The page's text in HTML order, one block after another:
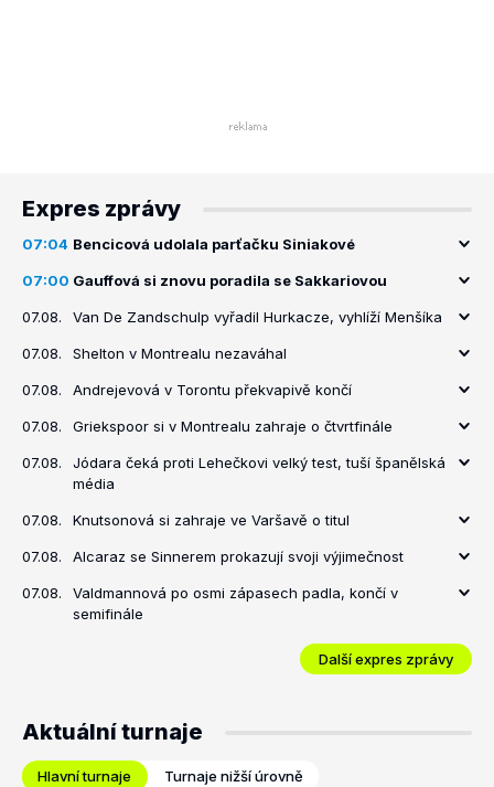
Expres zprávy
07:04 Bencicová udolala parťačku Siniakové
07:00 Gauffová si znovu poradila se Sakkariovou
07.08. Van De Zandschulp vyřadil Hurkacze, vyhlíží Menšíka
07.08. Shelton v Montrealu nezaváhal
07.08. Andrejevová v Torontu překvapivě končí
07.08. Griekspoor si v Montrealu zahraje o čtvrtfinále
07.08.
Jódara čeká proti Lehečkovi velký test, tuší španělská
média
07.08. Knutsonová si zahraje ve Varšavě o titul
07.08. Alcaraz se Sinnerem prokazují svoji výjimečnost
07.08.
Valdmannová po osmi zápasech padla, končí v
semifinále
Další expres zprávy
Aktuální turnaje
Hlavní turnaje Turnaje nižší úrovně